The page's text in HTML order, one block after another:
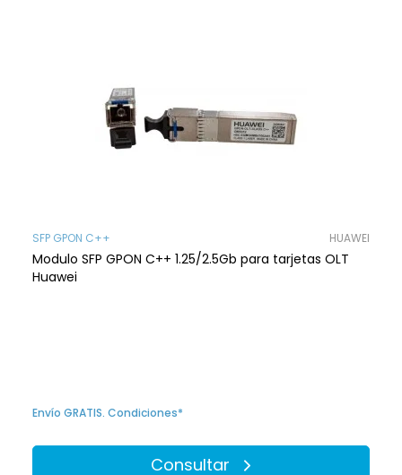
SFP GPON C++ HUAWEI
Modulo SFP GPON C++ 1.25/2.5Gb para tarjetas OLT
Huawei
Envío GRATIS. Condiciones*
Consultar